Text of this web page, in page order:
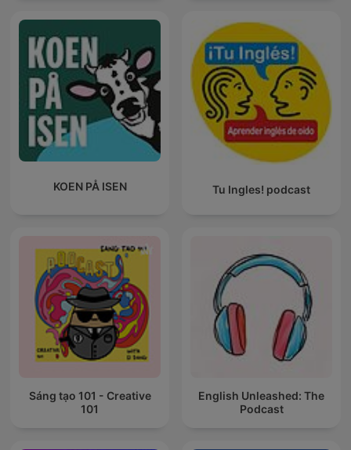
KOEN PÅ ISEN Tu Ingles! podcast
Sáng tạo 101 - Creative
101
English Unleashed: The
Podcast